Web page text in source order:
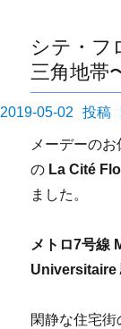
シテ・フ
三角地帯
投
2019-05-02
メーデーの
の La Cité
ました。
メトロ7号線
Universitaire
閑静な住宅